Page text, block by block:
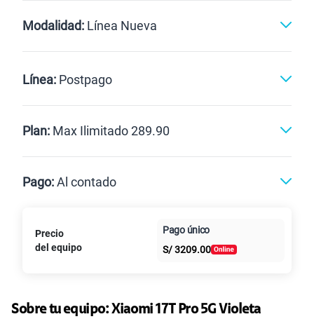
512GB
Modalidad: Línea Nueva
Renovación Celular liberado
Línea: Postpago
Postpago
Plan: Max Ilimitado 289.90
Paga solo
125GBen alta velocidad
S/
Paga solo S/ 95.90
Pago:Al contado
Al contado Cuotas Claro
intereses
Precio
del equipo
Pago único
S/3209.00
Sobre tu equipo:Xiaomi 17T Pro 5G Violeta